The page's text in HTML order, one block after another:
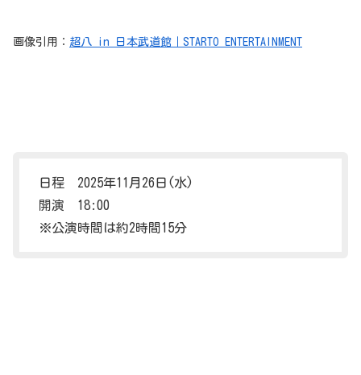
画像引用： 超八 in 日本武道館｜STARTO ENTERTAINMENT
日程 2025年11月26日(水)
開演 18:00
※公演時間は約2時間15分